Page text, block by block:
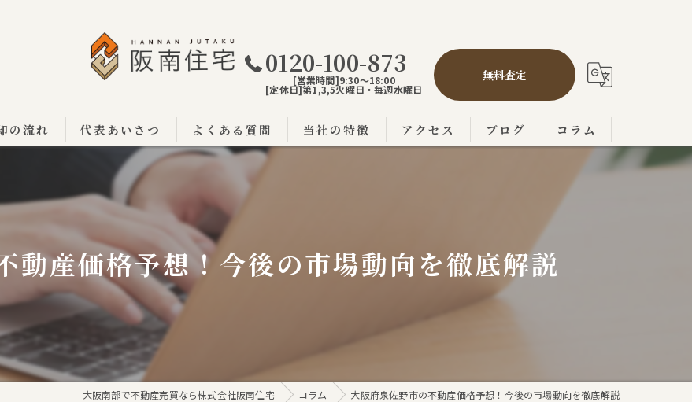
0120-100-873
[営業時間]9:30～18:00
[定休日]第1,3,5火曜日・毎週水曜日
無料査定
の流れ 代表あいさつ よくある質問 当社の特徴
泉南市の不動産売買
アクセス ブログ コラム
動産価格予想！今後の市場動向を徹底解説
大阪南部で不動産売買なら株式会社阪南住宅 コラム 大阪府泉佐野市の不動産価格予想！今後の市場動向を徹底解説